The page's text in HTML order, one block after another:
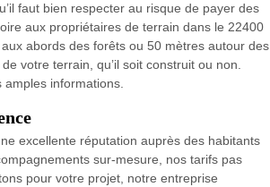
faut bien respecter au risque de payer des
aux propriétaires de terrain dans le 22400
abords des forêts ou 50 mètres autour des
votre terrain, qu’il soit construit ou non.
amples informations.
excellente réputation auprès des habitants
sur-mesure, nos tarifs pas
pour votre projet, notre entreprise